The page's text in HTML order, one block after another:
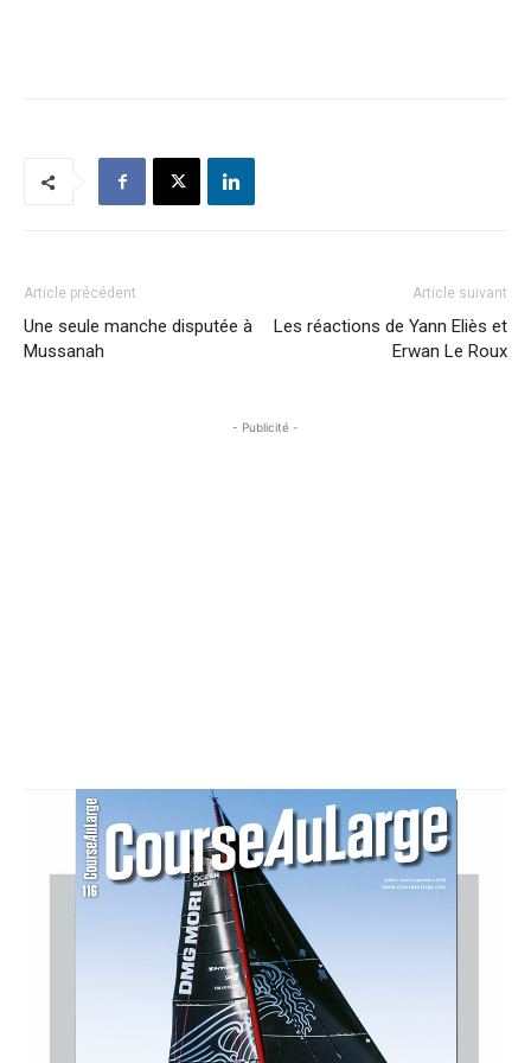
Article précédent
Une seule manche disputée à
Mussanah
Article suivant
Les réactions de Yann Eliès et
Erwan Le Roux
- Publicité -